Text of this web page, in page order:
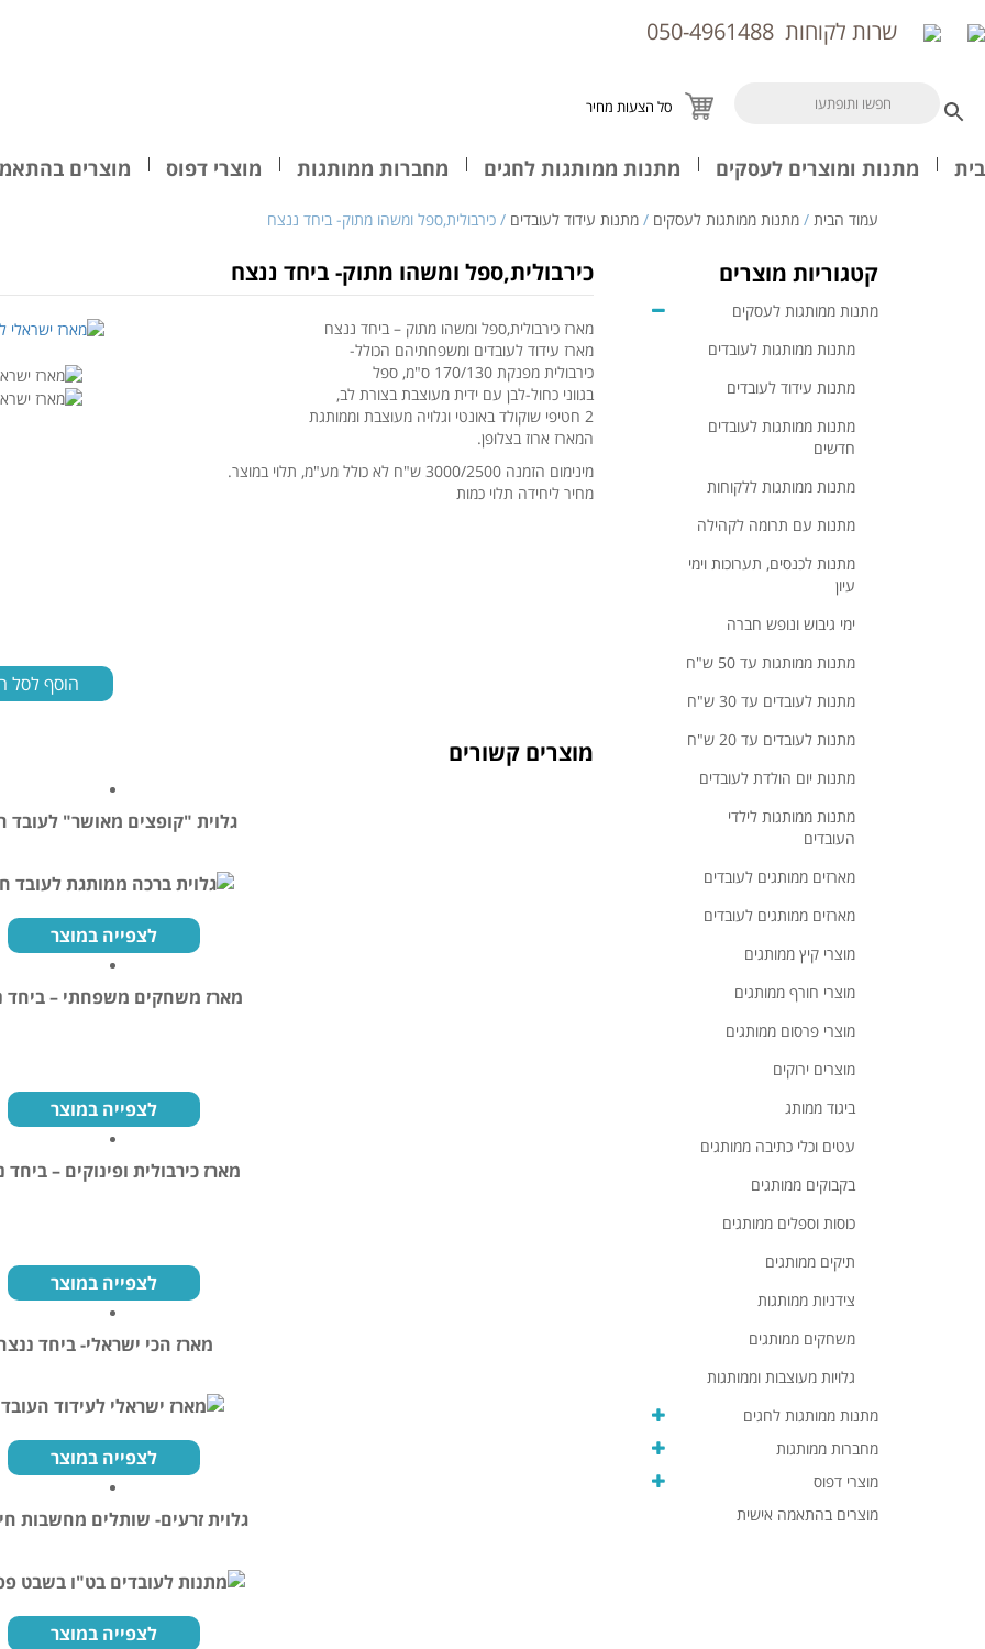
שרות לקוחות
סל הצעות מחיר
בית מתנות ומוצרים לעסקים מתנות ממותגות לחגים מחברות ממותגות מוצרי דפוס מוצרים
עמוד הבית / מתנות ממותגות לעסקים / מתנות עידוד לעובדים / כירבולית,ספל ומשהו מתוק- ביחד ננצח
קטגוריות מוצרים
מתנות ממותגות לעסקים
מתנות ממותגות לעובדים
מתנות עידוד לעובדים
מתנות ממותגות לעובדים
חדשים
מתנות ממותגות ללקוחות
מתנות עם תרומה לקהילה
מתנות לכנסים, תערוכות וימי
עיון
ימי גיבוש ונופש חברה
מתנות ממותגות עד 50 ש"ח
מתנות לעובדים עד 30 ש"ח
מתנות לעובדים עד 20 ש"ח
מתנות יום הולדת לעובדים
מתנות ממותגות לילדי
העובדים
מארזים ממותגים לעובדים
מארזים ממותגים לעובדים
מוצרי קיץ ממותגים
מוצרי חורף ממותגים
מוצרי פרסום ממותגים
מוצרים ירוקים
ביגוד ממותג
עטים וכלי כתיבה ממותגים
בקבוקים ממותגים
כוסות וספלים ממותגים
תיקים ממותגים
צידניות ממותגות
משחקים ממותגים
גלויות מעוצבות וממותגות
מתנות ממותגות לחגים
מחברות ממותגות
מוצרי דפוס
מוצרים בהתאמה אישית
כירבולית,ספל ומשהו מתוק- ביחד ננצח
מארז כירבולית,ספל ומשהו מתוק – ביחד ננצח
מארז עידוד לעובדים ומשפחתיהם הכולל-
כירבולית מפנקת 170/130 ס"מ, ספל
בגווני כחול-לבן עם ידית מעוצבת בצורת לב,
2 חטיפי שוקולד באונטי וגלויה מעוצבת וממותגת
המארז ארוז בצלופן.
מינימום הזמנה 3000/2500 ש"ח לא כולל מע"מ, תלוי במוצר.
מחיר ליחידה תלוי כמות
הוסף לסל
מוצרים קשורים
גלוית "קופצים מאושר" לעובד
לצפייה במוצר
מארז משחקים משפחתי – ביחד
לצפייה במוצר
מארז כירבולית ופינוקים – ביחד
לצפייה במוצר
מארז הכי ישראלי- ביחד
לצפייה במוצר
גלוית זרעים- שותלים מחשבות
לצפייה במוצר